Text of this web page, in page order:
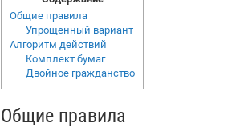
Общие правила
Упрощенный вариант
Алгоритм действий
Комплект бумаг
Двойное гражданство
Общие правила